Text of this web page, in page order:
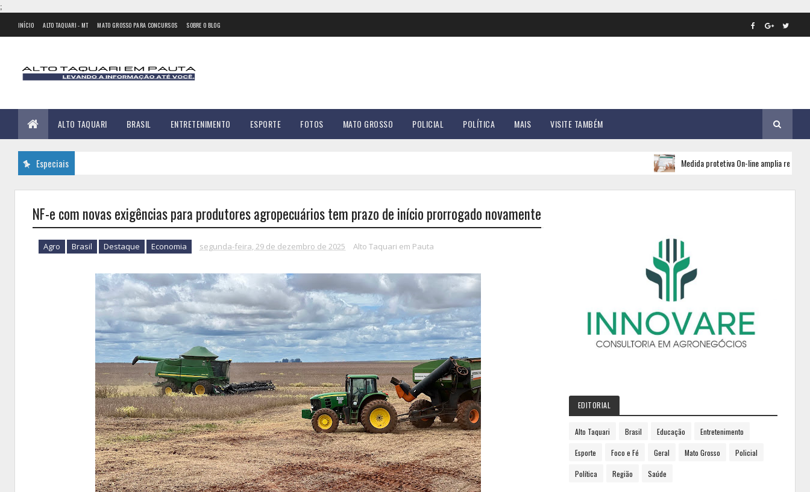
;
INÍCIO ALTO TAQUARI - MT MATO GROSSO PARA CONCURSOS SOBRE O BLOG
ALTO TAQUARI BRASIL ENTRETENIMENTO ESPORTE FOTOS MATO GROSSO POLICIAL POLÍTICA MAIS VISITE TAMBÉM
Especiais Medida protetiva On-line amplia rede de apoio e
NF-e com novas exigências para produtores agropecuários tem prazo de início prorrogado novamente
Agro Brasil Destaque Economia segunda-feira, 29 de dezembro de 2025 Alto Taquari em Pauta
EDITORIAL
Alto Taquari Brasil Educação Entretenimento
Esporte Foco e Fé Geral Mato Grosso Policial
Política Região Saúde